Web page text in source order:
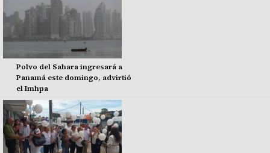
Polvo del Sahara ingresará a
Panamá este domingo, advirtió
el Imhpa